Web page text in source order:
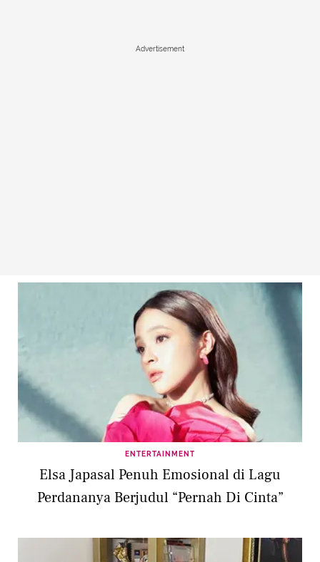
Advertisement
ENTERTAINMENT
Elsa Japasal Penuh Emosional di Lagu
Perdananya Berjudul “Pernah Di Cinta”